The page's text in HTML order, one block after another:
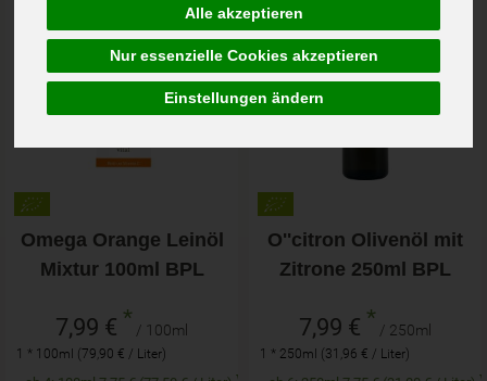
Alle akzeptieren
Nur essenzielle Cookies akzeptieren
Einstellungen ändern
Omega Orange Leinöl
Mixtur 100ml BPL
7,99 € * / 100ml
1 * 100ml (79,90 € / Liter)
O''citron Olivenöl mit
Zitrone 250ml BPL
7,99 € * / 250ml
1 * 250ml (31,96 € / Liter)